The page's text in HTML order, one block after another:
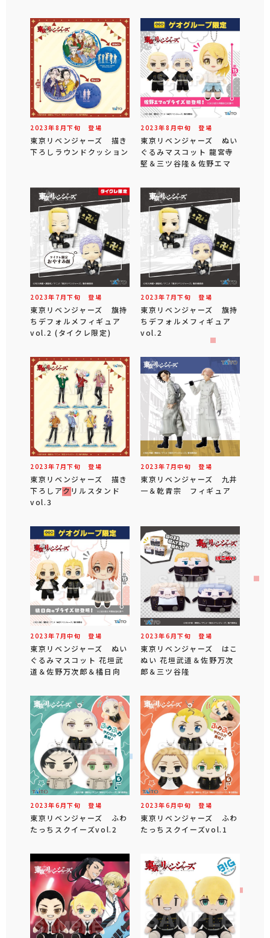
2023年8 月下旬 登場
東京リベンジャーズ 描き
下ろしラウンドクッション
2023年8 月中旬 登場
東京リベンジャーズ ぬい
ぐるみマスコット 龍宮寺
堅＆三ツ谷隆＆佐野エマ
2023年 7 月下旬 登場
東京リベンジャーズ 旗持
ちデフォルメフィギュア
vol.2 (タイクレ限定)
2023年 7 月下旬 登場
東京リベンジャーズ 旗持
ちデフォルメフィギュア
vol.2
2023年 7 月下旬 登場
東京リベンジャーズ 描き
下ろしアクリルスタンド
vol.3
2023年 7 月中旬 登場
東京リベンジャーズ 九井
一＆乾青宗 フィギュア
2023年 7 月中旬 登場
東京リベンジャーズ ぬい
ぐるみマスコット 花垣武
道＆佐野万次郎＆橘日向
2023年6 月下旬 登場
東京リベンジャーズ はこ
ぬい 花垣武道＆佐野万次
郎＆三ツ谷隆
2023年6 月下旬 登場
東京リベンジャーズ ふわ
たっちスクイーズvol.2
2023年6 月中旬 登場
東京リベンジャーズ ふわ
たっちスクイーズvol.1